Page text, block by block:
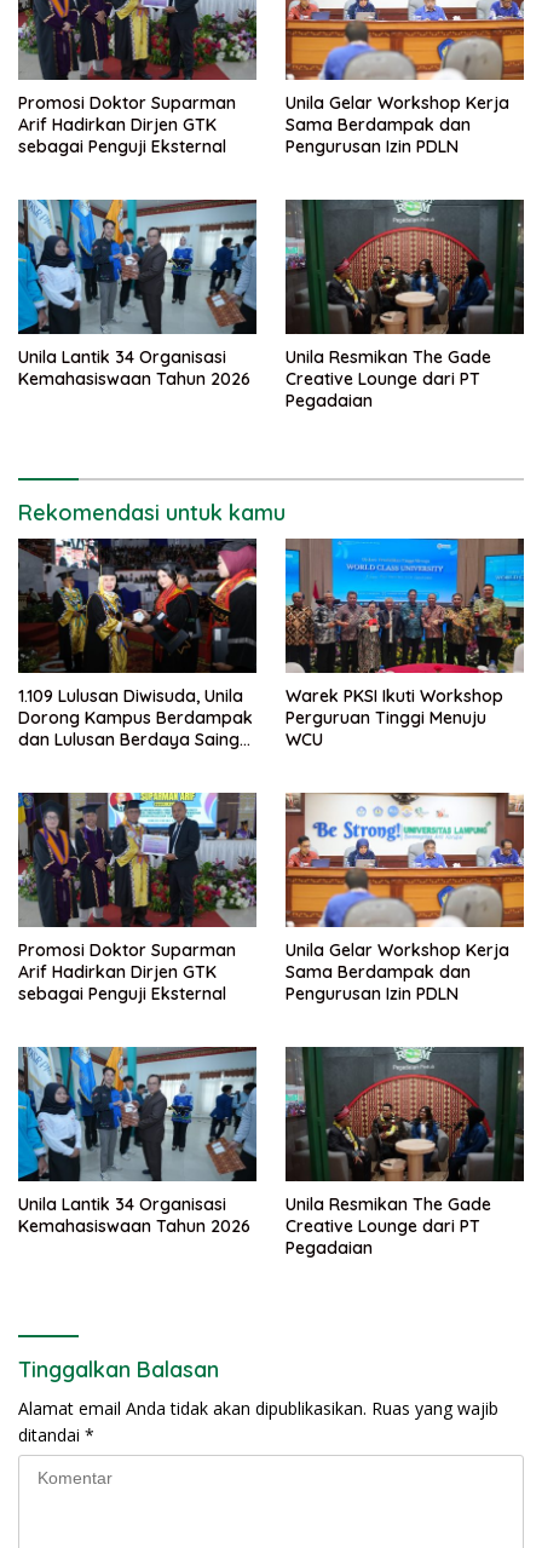
Promosi Doktor Suparman
Arif Hadirkan Dirjen GTK
sebagai Penguji Eksternal
Unila Gelar Workshop Kerja
Sama Berdampak dan
Pengurusan Izin PDLN
Unila Lantik 34 Organisasi
Kemahasiswaan Tahun 2026
Unila Resmikan The Gade
Creative Lounge dari PT
Pegadaian
Rekomendasi untuk kamu
1.109 Lulusan Diwisuda, Unila
Dorong Kampus Berdampak
dan Lulusan Berdaya Saing
Warek PKSI Ikuti Workshop
Perguruan Tinggi Menuju
WCU
Promosi Doktor Suparman
Arif Hadirkan Dirjen GTK
sebagai Penguji Eksternal
Unila Gelar Workshop Kerja
Sama Berdampak dan
Pengurusan Izin PDLN
Unila Lantik 34 Organisasi
Kemahasiswaan Tahun 2026
Unila Resmikan The Gade
Creative Lounge dari PT
Pegadaian
Tinggalkan Balasan
Alamat email Anda tidak akan dipublikasikan. Ruas yang wajib
ditandai *